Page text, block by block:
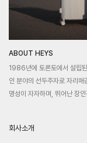
ABOUT HEYS
1986년에 토론토에서 설립
인 분야의 선두주자로 자리
명성이 자자하며, 뛰어난 장
회사소개